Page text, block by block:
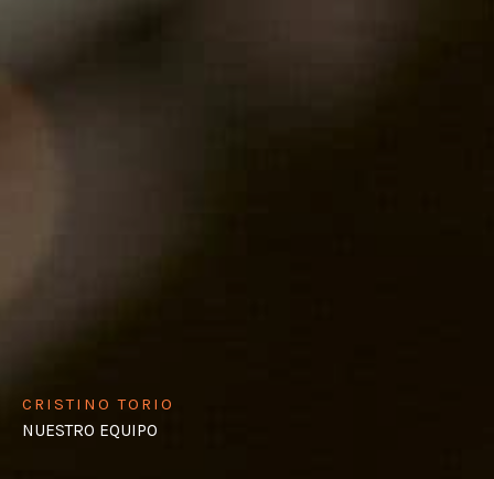
CRISTINO TORIO​
NUESTRO EQUIPO